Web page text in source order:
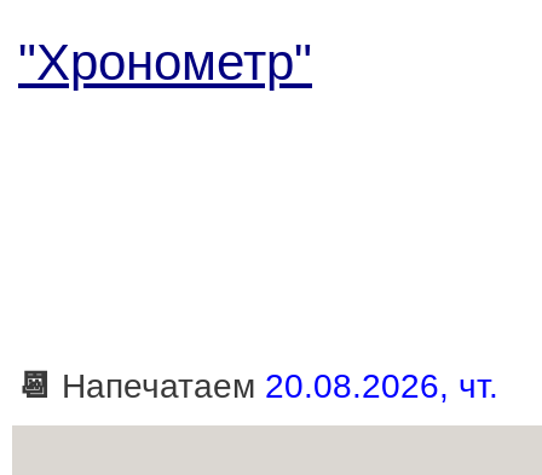
"Хронометр"
📆 Напечатаем 20.08.2026, чт.